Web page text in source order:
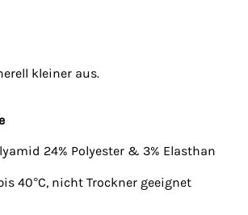
kleiner aus.
24% Polyester & 3% Elasthan
40°C, nicht Trockner geeignet